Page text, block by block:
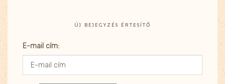
ÚJ BEJEGYZÉS ÉRTESÍTŐ
E-mail cím: